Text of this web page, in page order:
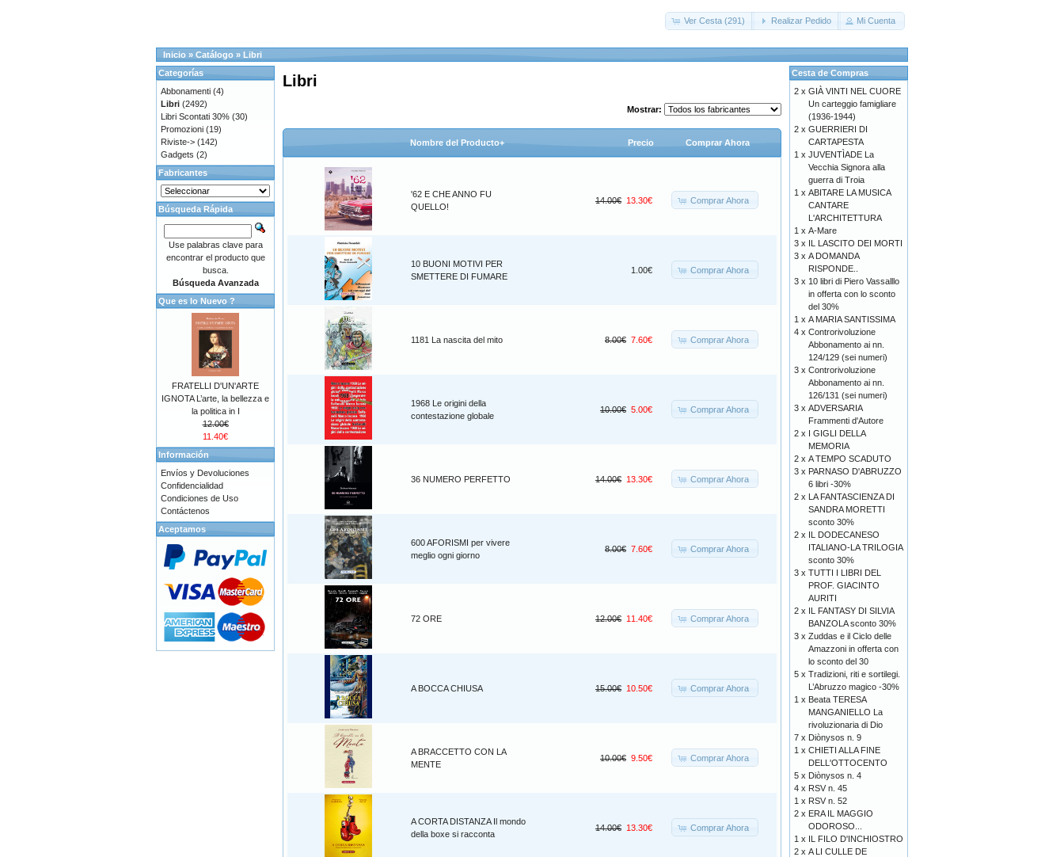
Ver Cesta (291) Realizar Pedido Mi Cuenta
Inicio » Catálogo » Libri
Libri
Mostrar:
Nombre del Producto+ Precio Comprar Ahora
'62 E CHE ANNO FU
QUELLO!
14.00€ 13.30€ Comprar Ahora
10 BUONI MOTIVI PER
SMETTERE DI FUMARE
1.00€ Comprar Ahora
1181 La nascita del mito 8.00€ 7.60€ Comprar Ahora
1968 Le origini della
contestazione globale
10.00€ 5.00€ Comprar Ahora
36 NUMERO PERFETTO 14.00€ 13.30€ Comprar Ahora
600 AFORISMI per vivere
meglio ogni giorno
8.00€ 7.60€ Comprar Ahora
72 ORE 12.00€ 11.40€ Comprar Ahora
A BOCCA CHIUSA 15.00€ 10.50€ Comprar Ahora
A BRACCETTO CON LA
MENTE
10.00€ 9.50€ Comprar Ahora
A CORTA DISTANZA Il mondo
della boxe si racconta
14.00€ 13.30€ Comprar Ahora
Categorías
Abbonamenti (4)
Libri (2492)
Libri Scontati 30% (30)
Promozioni (19)
Riviste-> (142)
Gadgets (2)
Fabricantes
Búsqueda Rápida
Use palabras clave para
encontrar el producto que
busca.
Búsqueda Avanzada
Que es lo Nuevo ?
FRATELLI D'UN'ARTE
IGNOTA L’arte, la bellezza e
la politica in I
12.00€
11.40€
Información
Envíos y Devoluciones
Confidencialidad
Condiciones de Uso
Contáctenos
Aceptamos
Cesta de Compras
2 x GIÀ VINTI NEL CUORE
Un carteggio famigliare
(1936-1944)
2 x GUERRIERI DI
CARTAPESTA
1 x JUVENTÌADE La
Vecchia Signora alla
guerra di Troia
1 x ABITARE LA MUSICA
CANTARE
L'ARCHITETTURA
1 x A-Mare
3 x IL LASCITO DEI MORTI
3 x A DOMANDA
RISPONDE..
3 x 10 libri di Piero Vassalllo
in offerta con lo sconto
del 30%
1 x A MARIA SANTISSIMA
4 x Controrivoluzione
Abbonamento ai nn.
124/129 (sei numeri)
3 x Controrivoluzione
Abbonamento ai nn.
126/131 (sei numeri)
3 x ADVERSARIA
Frammenti d'Autore
2 x I GIGLI DELLA
MEMORIA
2 x A TEMPO SCADUTO
3 x PARNASO D'ABRUZZO
6 libri -30%
2 x LA FANTASCIENZA DI
SANDRA MORETTI
sconto 30%
2 x IL DODECANESO
ITALIANO-LA TRILOGIA
sconto 30%
3 x TUTTI I LIBRI DEL
PROF. GIACINTO
AURITI
2 x IL FANTASY DI SILVIA
BANZOLA sconto 30%
3 x Zuddas e il Ciclo delle
Amazzoni in offerta con
lo sconto del 30
5 x Tradizioni, riti e sortilegi.
L’Abruzzo magico -30%
1 x Beata TERESA
MANGANIELLO La
rivoluzionaria di Dio
7 x Diònysos n. 9
1 x CHIETI ALLA FINE
DELL'OTTOCENTO
5 x Diònysos n. 4
4 x RSV n. 45
1 x RSV n. 52
2 x ERA IL MAGGIO
ODOROSO...
1 x IL FILO D'INCHIOSTRO
2 x A LI CULLE DE